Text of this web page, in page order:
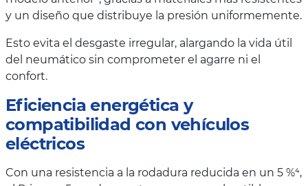
y un diseño que distribuye la presión uniformemente.
Esto evita el desgaste irregular, alargando la vida útil
del neumático sin comprometer el agarre ni el
confort.
Eficiencia energética y
compatibilidad con vehículos
eléctricos
Con una resistencia a la rodadura reducida en un 5 %⁴,